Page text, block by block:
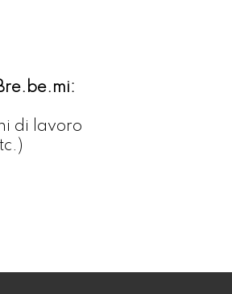
di lavoro